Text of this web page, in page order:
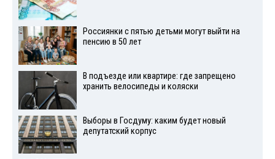
Россиянки с пятью детьми могут выйти на
пенсию в 50 лет
В подъезде или квартире: где запрещено
хранить велосипеды и коляски
Выборы в Госдуму: каким будет новый
депутатский корпус